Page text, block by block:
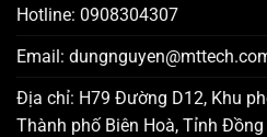
Hotline: 0908304307
Email:
Địa chỉ: H79 Đường D12, Khu
Thành phố Biên Hoà, Tỉnh Đồng